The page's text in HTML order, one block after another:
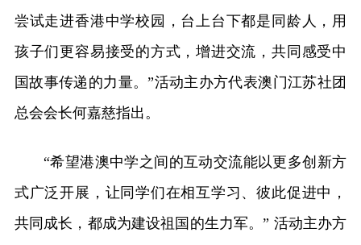
尝试走进香港中学校园，台上台下都是同龄人，用
孩子们更容易接受的方式，增进交流，共同感受中
国故事传递的力量。”活动主办方代表澳门江苏社团
总会会长何嘉慈指出。
“希望港澳中学之间的互动交流能以更多创新方
式广泛开展，让同学们在相互学习、彼此促进中，
共同成长，都成为建设祖国的生力军。” 活动主办方